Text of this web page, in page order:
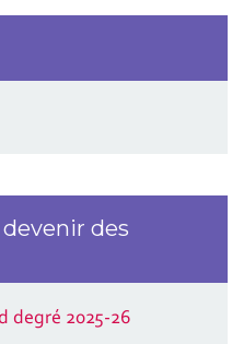
des
degré 2025-26